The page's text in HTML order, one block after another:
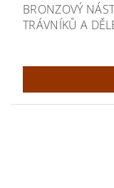
BRONZOVÝ
TRÁVNÍKŮ A